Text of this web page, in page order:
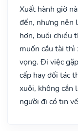
Xuất hành giờ
đến, nhưng nên
hơn, buổi chiều
muốn cầu tài thì
vọng. Đi việc
cấp hay đối tác
xuôi, không cần
người đi có tin